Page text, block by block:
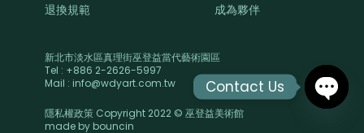
退換規範
成為夥伴
新北市淡水區真理街巫登益當代藝術園區
Tel : +886 2-2626-5997
Mail : info@wdyart.com.tw
隱私權政策 Copyright 2022 © 巫登益美術館
made by bouncin
Contact Us